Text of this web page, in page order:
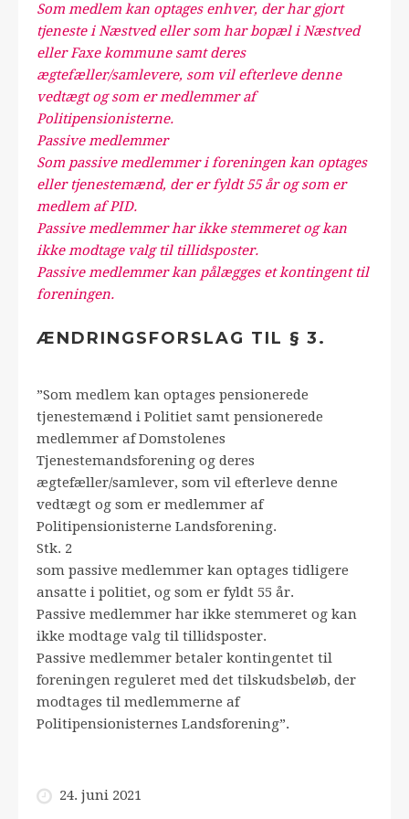
Som medlem kan optages enhver, der har gjort
tjeneste i Næstved eller som har bopæl i Næstved
eller Faxe kommune samt deres
ægtefæller/samlevere, som vil efterleve denne
vedtægt og som er medlemmer af
Politipensionisterne.
Passive medlemmer
Som passive medlemmer i foreningen kan optages
eller tjenestemænd, der er fyldt 55 år og som er
medlem af PID.
Passive medlemmer har ikke stemmeret og kan
ikke modtage valg til tillidsposter.
Passive medlemmer kan pålægges et kontingent til
foreningen.
ÆNDRINGSFORSLAG TIL § 3.
”Som medlem kan optages pensionerede
tjenestemænd i Politiet samt pensionerede
medlemmer af Domstolenes
Tjenestemandsforening og deres
ægtefæller/samlever, som vil efterleve denne
vedtægt og som er medlemmer af
Politipensionisterne Landsforening.
Stk. 2
som passive medlemmer kan optages tidligere
ansatte i politiet, og som er fyldt 55 år.
Passive medlemmer har ikke stemmeret og kan
ikke modtage valg til tillidsposter.
Passive medlemmer betaler kontingentet til
foreningen reguleret med det tilskudsbeløb, der
modtages til medlemmerne af
Politipensionisternes Landsforening”.
24. juni 2021